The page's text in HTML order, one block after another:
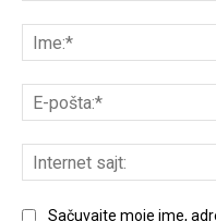
komentar:
Sačuvajte moje ime,